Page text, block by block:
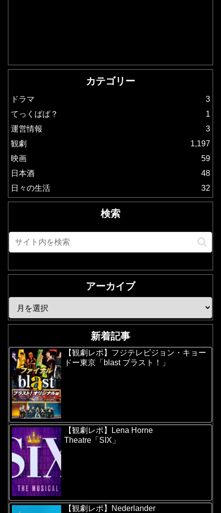
カテゴリー
ドラマ
3
てっくぱぱ？
1
運営情報
3
観劇
1,197
映画
59
日本酒
48
日々の生活
32
検索
アーカイブ
新着記事
【観劇レポ】フジテレビジョン・キョー
ドー東京「blast ブラスト！」
【観劇レポ】Lena Horne
Theatre「SIX」
【観劇レポ】Nederlander